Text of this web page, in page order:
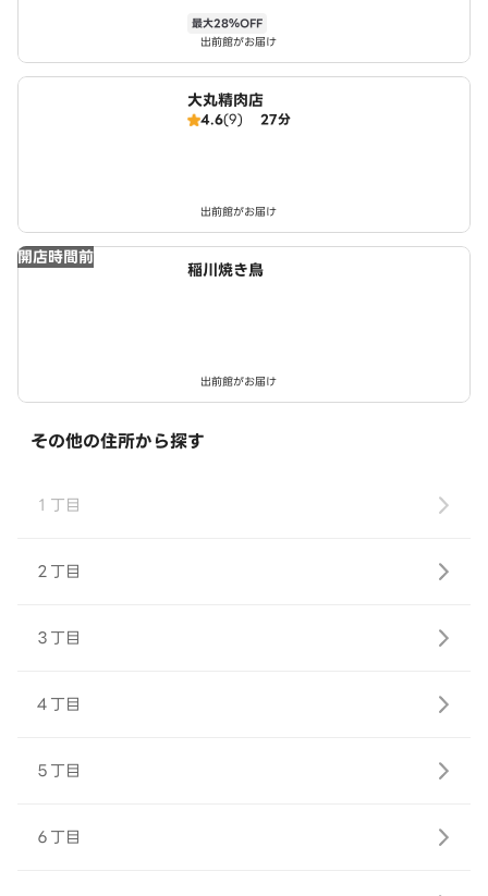
最大28％OFF
出前館がお届け
大丸精肉店
4.6(9) 27分
出前館がお届け
開店時間前
稲川焼き鳥
出前館がお届け
その他の住所から探す
１丁目
２丁目
３丁目
４丁目
５丁目
６丁目